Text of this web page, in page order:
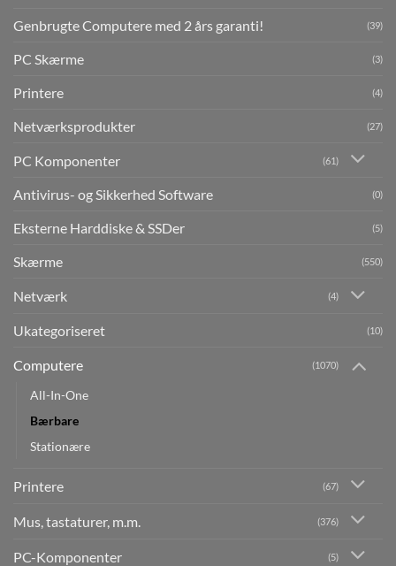
Genbrugte Computere med 2 års garanti! (39)
PC Skærme (3)
Printere (4)
Netværksprodukter (27)
PC Komponenter (61)
Antivirus- og Sikkerhed Software (0)
Eksterne Harddiske & SSDer (5)
Skærme (550)
Netværk (4)
Ukategoriseret (10)
Computere (1070)
All-In-One
Bærbare
Stationære
Printere (67)
Mus, tastaturer, m.m. (376)
PC-Komponenter (5)